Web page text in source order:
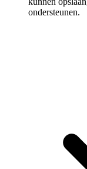
ondersteunen.